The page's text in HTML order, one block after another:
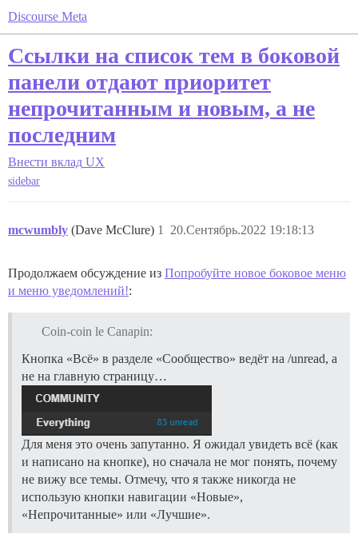
Discourse Meta
Ссылки на список тем в боковой
панели отдают приоритет
непрочитанным и новым, а не
последним
Внести вклад UX
sidebar
mcwumbly (Dave McClure) 20.Сентябрь.2022 19:18:13
1
Продолжаем обсуждение из Попробуйте новое боковое меню
и меню уведомлений!:
Coin-coin le Canapin:
Кнопка «Всё» в разделе «Сообщество» ведёт на /unread, а
не на главную страницу…
Для меня это очень запутанно. Я ожидал увидеть всё (как
и написано на кнопке), но сначала не мог понять, почему
не вижу все темы. Отмечу, что я также никогда не
использую кнопки навигации «Новые»,
«Непрочитанные» или «Лучшие».